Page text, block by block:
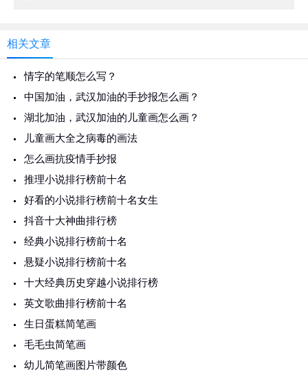
相关文章
情字的笔顺怎么写？
中国加油，武汉加油的手抄报怎么画？
湖北加油，武汉加油的儿童画怎么画？
儿童画大全之病毒的画法
怎么画抗疫情手抄报
推理小说排行榜前十名
好看的小说排行榜前十名女生
抖音十大神曲排行榜
经典小说排行榜前十名
悬疑小说排行榜前十名
十大经典历史穿越小说排行榜
英文歌曲排行榜前十名
生日蛋糕简笔画
毛毛虫简笔画
幼儿简笔画图片带颜色